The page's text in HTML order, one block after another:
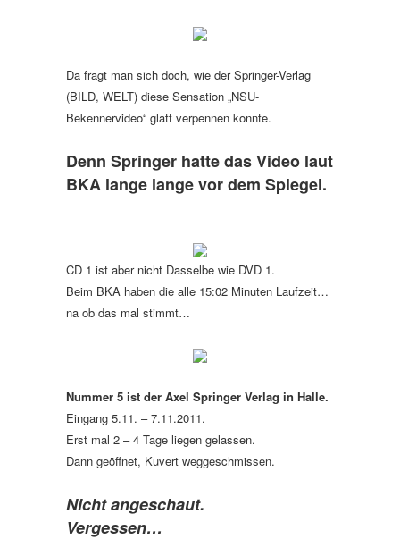
Da fragt man sich doch, wie der Springer-Verlag
(BILD, WELT) diese Sensation „NSU-
Bekennervideo“ glatt verpennen konnte.
Denn Springer hatte das Video laut
BKA lange lange vor dem Spiegel.
CD 1 ist aber nicht Dasselbe wie DVD 1.
Beim BKA haben die alle 15:02 Minuten Laufzeit…
na ob das mal stimmt…
Nummer 5 ist der Axel Springer Verlag in Halle.
Eingang 5.11. – 7.11.2011.
Erst mal 2 – 4 Tage liegen gelassen.
Dann geöffnet, Kuvert weggeschmissen.
Nicht angeschaut.
Vergessen…